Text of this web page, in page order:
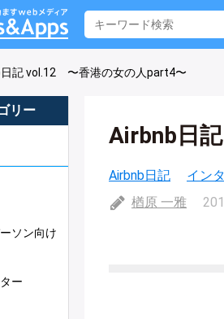
記 vol.12 〜香港の女の人part4〜
リー
ソン向け
ー
Airbnb日
Airbnb日記 イン
楢原 一雅